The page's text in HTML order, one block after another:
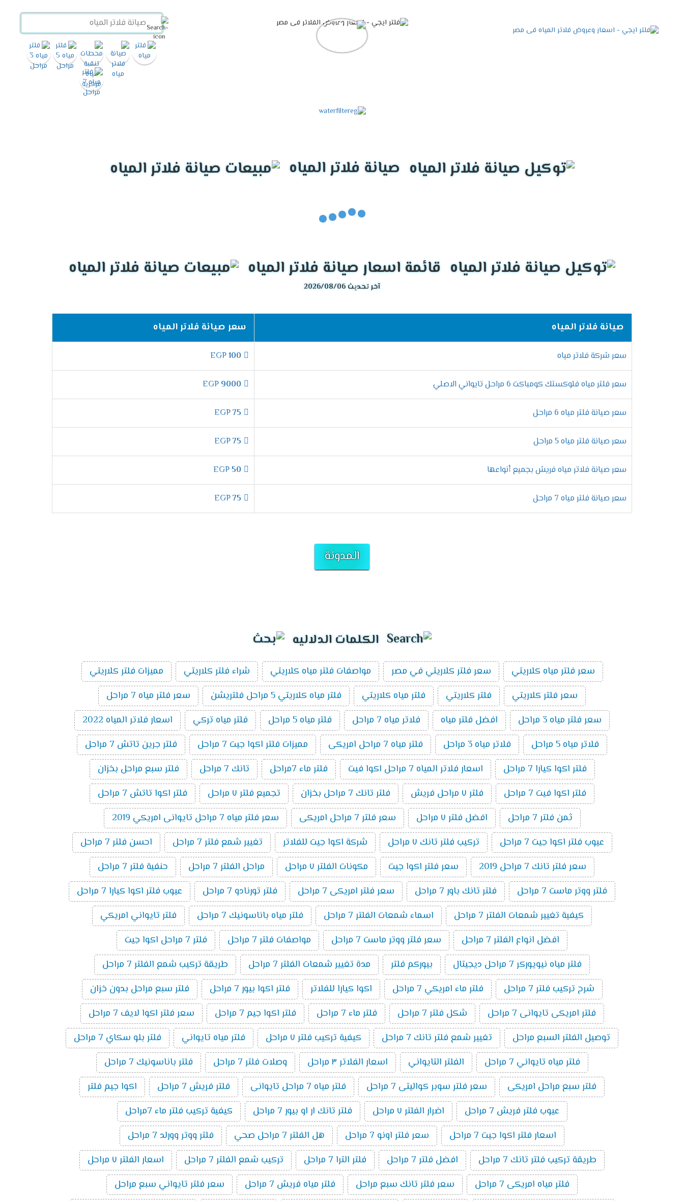
صيانة فلاتر المياه
قائمة اسعار صيانة فلاتر المياه
آخر تحديث 2026/08/06
صيانة فلاتر المياه سعر صيانة فلاتر المياه
سعر شركة فلاتر مياه 100
سعر فلتر مياه فلوكستك كومباكت 6 مراحل تايواني الاصلي 9000
سعر صيانة فلتر مياه 6 مراحل 75
سعر صيانة فلتر مياه 5 مراحل 75
سعر صيانة فلاتر مياه فريش بجميع أنواعها 50
سعر صيانة فلتر مياه 7 مراحل 75
المدونة
الكلمات الدلاليه
سعر فلتر مياه كلاريتي سعر فلتر كلاريتي في مصر مواصفات فلتر مياه كلاريتي شراء فلتر كلاريتي
مميزات فلتر كلاريتي
سعر فلتر كلاريتي
فلتر كلاريتي فلتر مياه كلاريتي فلتر مياه كلاريتي 5 مراحل فلتريشن
سعر فلتر مياه 7 مراحل
سعر فلتر مياه 3 مراحل
افضل فلتر مياه فلاتر مياه 7 مراحل فلتر مياه 5 مراحل فلتر مياه تركي
اسعار فلاتر المياه 2022
فلاتر مياه 5 مراحل
فلاتر مياه 3 مراحل فلتر مياه 7 مراحل امريكى مميزات فلتر اكوا جيت 7 مراحل
فلتر جرين تاتش 7 مراحل
فلتر اكوا كيارا 7 مراحل
اسعار فلاتر المياه 7 مراحل اكوا فيت فلتر ماء 7مراحل تانك 7 مراحل
فلتر سبع مراحل بخزان
فلتر اكوا فيت 7 مراحل
فلتر ٧ مراحل فريش فلتر تانك 7 مراحل بخزان تجميع فلتر ٧ مراحل
فلتر اكوا تاتش 7 مراحل
ثمن فلتر 7 مراحل
افضل فلتر ٧ مراحل سعر فلتر 7 مراحل امريكى
سعر فلتر مياه 7 مراحل تايوانى امريكي 2019
عيوب فلتر اكوا جيت 7 مراحل
تركيب فلتر تانك ٧ مراحل شركة اكوا جيت للفلاتر تغيير شمع فلتر 7 مراحل
احسن فلتر 7 مراحل
سعر فلتر تانك 7 مراحل 2019
سعر فلتر اكوا جيت مكونات الفلتر ٧ مراحل مراحل الفلتر 7 مراحل
حنفية فلتر 7 مراحل
فلتر ووتر ماست 7 مراحل
فلتر تانك باور 7 مراحل سعر فلتر امريكى 7 مراحل فلتر تورنادو 7 مراحل
عيوب فلتر اكوا كيارا 7 مراحل
كيفية تغيير شمعات الفلتر 7 مراحل
اسماء شمعات الفلتر 7 مراحل فلتر مياه باناسونيك 7 مراحل
فلتر تايواني امريكي
افضل انواع الفلتر 7 مراحل
سعر فلتر ووتر ماست 7 مراحل مواصفات فلتر 7 مراحل
فلتر 7 مراحل اكوا جيت
فلتر مياه نيويوركر 7 مراحل ديجيتال
بيوركم فلتر مدة تغيير شمعات الفلتر 7 مراحل
طريقة تركيب شمع الفلتر 7 مراحل
شرح تركيب فلتر 7 مراحل
فلتر ماء امريكي 7 مراحل اكوا كيارا للفلاتر فلتر اكوا بيور 7 مراحل
فلتر سبع مراحل بدون خزان
فلتر امريكى تايوانى 7 مراحل
شكل فلتر 7 مراحل فلتر ماء 7 مراحل فلتر اكوا جيم 7 مراحل
سعر فلتر اكوا لايف 7 مراحل
توصيل الفلتر السبع مراحل
تغيير شمع فلتر تانك 7 مراحل كيفية تركيب فلتر ٧ مراحل فلتر مياه تايواني
فلتر بلو سكاي 7 مراحل
فلتر مياه تايواني 7 مراحل
الفلتر التايواني اسعار الفلاتر ٣ مراحل وصلات فلتر 7 مراحل
فلتر باناسونيك 7 مراحل
فلتر سبع مراحل امريكى
سعر فلتر سوبر كواليتى 7 مراحل فلتر مياه 7 مراحل تايوانى فلتر فريش 7 مراحل
اكوا جيم فلتر
عيوب فلتر فريش 7 مراحل
اضرار الفلتر ٧ مراحل فلتر تانك ار او بيور 7 مراحل
كيفية تركيب فلتر ماء 7مراحل
اسعار فلتر اكوا جيت 7 مراحل
سعر فلتر اونو 7 مراحل هل الفلتر 7 مراحل صحي
فلتر ووتر وورلد 7 مراحل
طريقة تركيب فلتر تانك 7 مراحل
افضل فلتر 7 مراحل فلتر الترا 7 مراحل تركيب شمع الفلتر 7 مراحل
اسعار الفلتر ٧ مراحل
فلتر مياه امريكى 7 مراحل
سعر فلتر تانك سبع مراحل فلتر مياه فريش 7 مراحل
سعر فلتر تايواني سبع مراحل